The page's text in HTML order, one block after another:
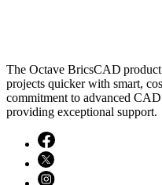
The Octave BricsCAD
projects quicker with smart,
commitment to advanced
providing exceptional support.